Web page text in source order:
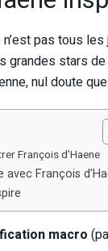
pas tous
grandes stars
nul doute
François d’Haene
François
macro